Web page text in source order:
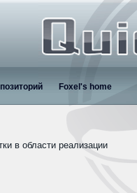
Foxel's home
в области реализации